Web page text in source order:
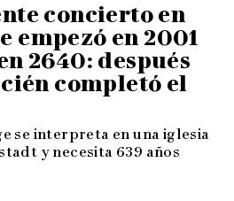
concierto en
empezó en 2001
2640: después
completó el
se interpreta en una iglesia
y necesita 639 años